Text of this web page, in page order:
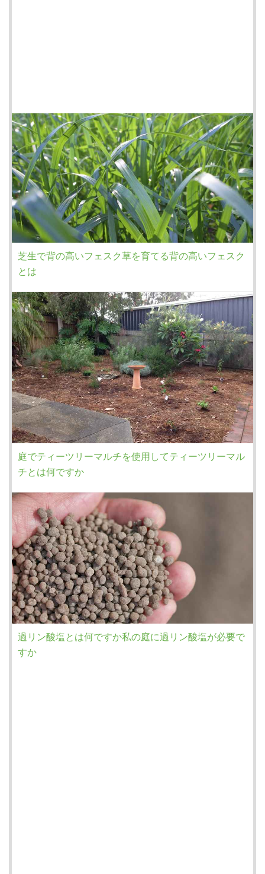
芝生で背の高いフェスク草を育てる背の高いフェスク
とは
庭でティーツリーマルチを使用してティーツリーマル
チとは何ですか
過リン酸塩とは何ですか私の庭に過リン酸塩が必要で
すか